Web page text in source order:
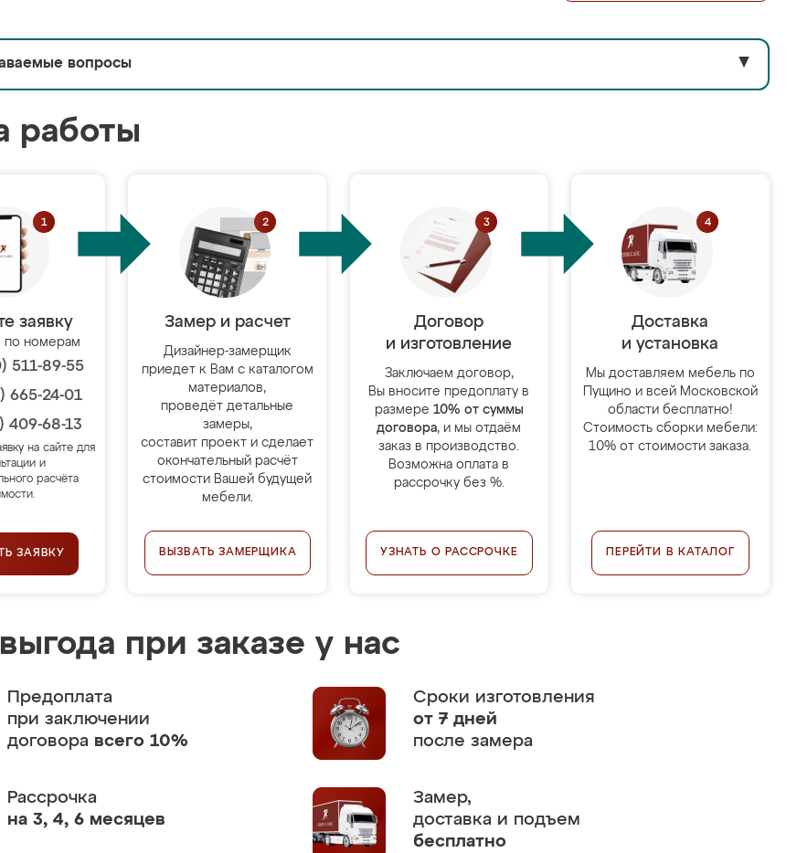
вопросы ▼
работы
заявку
по номерам
511-89-55
665-24-01
409-68-13
на сайте для
и
расчёта
ЗАЯВКУ
Замер и расчет
Дизайнер-замерщик
приедет к Вам с каталогом
материалов,
проведёт детальные
замеры,
составит проект и сделает
окончательный расчёт
стоимости Вашей будущей
мебели.
ВЫЗВАТЬ ЗАМЕРЩИКА
Договор
и изготовление
Заключаем договор,
Вы вносите предоплату в
размере 10% от суммы
договора, и мы отдаём
заказ в производство.
Возможна оплата в
рассрочку без %.
УЗНАТЬ О РАССРОЧКЕ
Доставка
и установка
Мы доставляем мебель по
Пущино и всей Московской
области бесплатно!
Стоимость сборки мебели:
10% от стоимости заказа.
ПЕРЕЙТИ В КАТАЛОГ
при заказе у нас
Предоплата
при заключении
договора всего 10%
Сроки изготовления
от 7 дней
после замера
Рассрочка
на 3, 4, 6 месяцев
Замер,
доставка и подъем
бесплатно